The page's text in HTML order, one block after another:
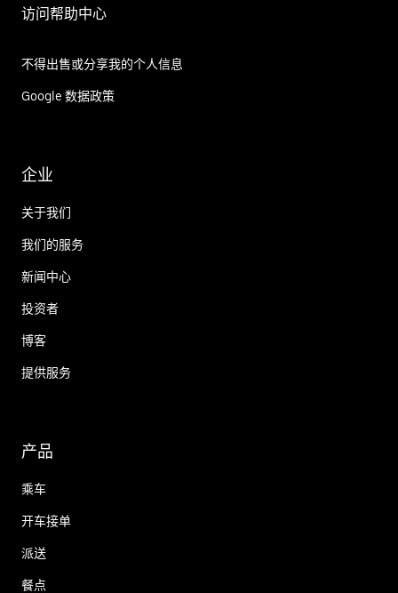
访问帮助中心
不得出售或分享我的个人信息
Google 数据政策
企业
关于我们
我们的服务
新闻中心
投资者
博客
提供服务
产品
乘车
开车接单
派送
餐点